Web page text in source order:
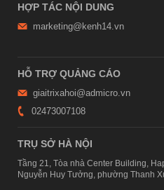
HỢP TÁC NỘI DUNG
marketing@kenh14.vn
HỖ TRỢ QUẢNG CÁO
giaitrixahoi@admicro.vn
02473007108
TRỤ SỞ HÀ NỘI
Tầng 21, Tòa nhà Center Building,
Nguyễn Huy Tưởng, phường Thanh